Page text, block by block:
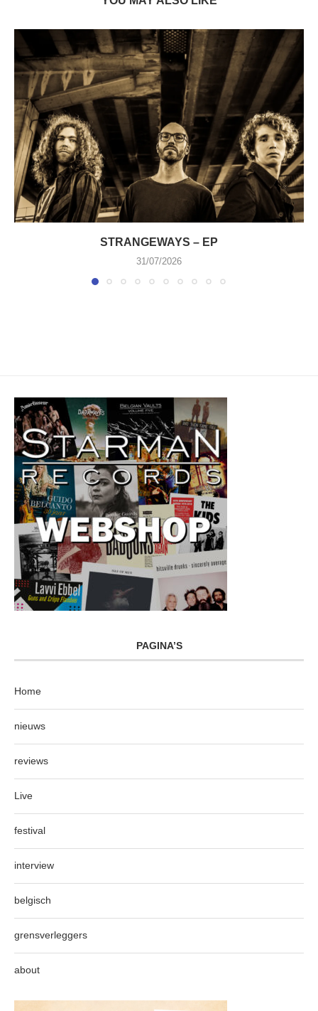
STRANGEWAYS – EP
31/07/2026
PAGINA’S
Home
nieuws
reviews
Live
festival
interview
belgisch
grensverleggers
about